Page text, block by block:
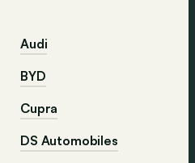
Audi
BYD
Cupra
DS Automobiles